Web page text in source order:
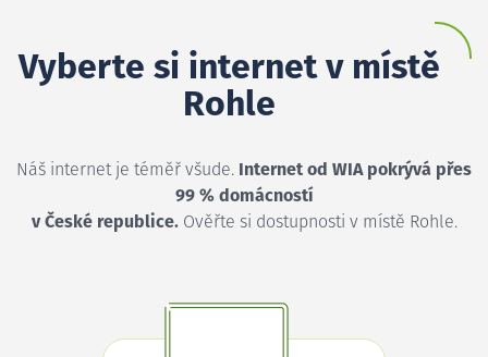
Vyberte si internet v místě
Rohle
Náš internet je téměř všude. Internet od WIA pokrývá přes
99 % domácností
v České republice.Ověřte si dostupnosti v místě Rohle.